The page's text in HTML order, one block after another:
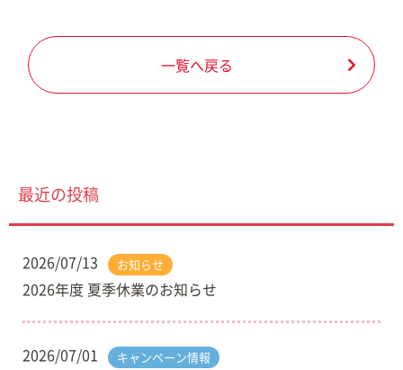
一覧へ戻る
最近の投稿
2026/07/13 お知らせ
2026年度 夏季休業のお知らせ
2026/07/01 キャンペーン情報